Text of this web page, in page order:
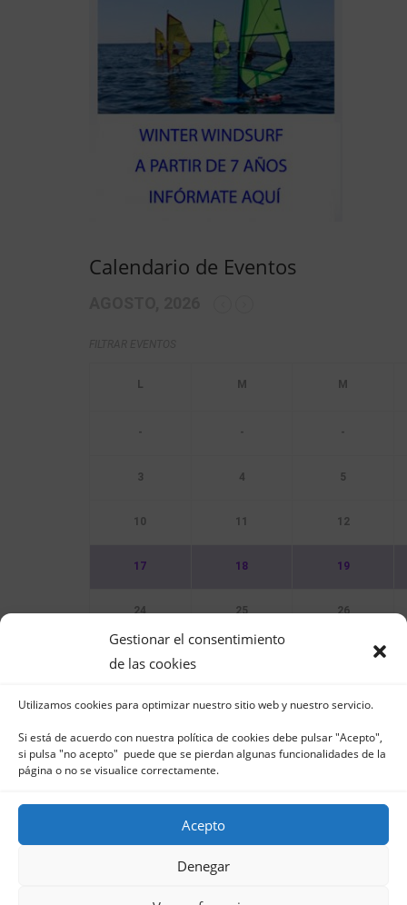
Gestionar el consentimiento
de las cookies
Utilizamos cookies para optimizar nuestro sitio web y nuestro servicio.
Si está de acuerdo con nuestra política de cookies debe pulsar "Acepto",
si pulsa "no acepto" puede que se pierdan algunas funcionalidades de la
página o no se visualice correctamente.
Acepto
Denegar
Calendario de Eventos
- - -
3 4 5
10 11 12
17 18 19
24 25 26
Sin Eventos
Club Naútico de Jávea - Muelle Norte s/n |